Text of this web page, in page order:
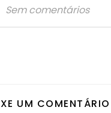
Sem comentários
UM COMENTÁRIO